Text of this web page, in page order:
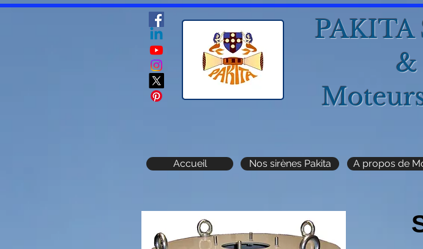
PAKITA
&
Accueil Nos sirènes Pakita A propos de